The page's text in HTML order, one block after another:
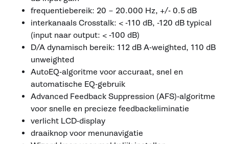
frequentiebereik: 20 – 20.000 Hz, +/- 0.5 dB
interkanaals Crosstalk: < -110 dB, -120 dB typical
(input naar output: < -100 dB)
D/A dynamisch bereik: 112 dB A-weighted, 110 dB
unweighted
AutoEQ-algoritme voor accuraat, snel en
automatische EQ-gebruik
Advanced Feedback Suppression (AFS)-algoritme
voor snelle en precieze feedbackeliminatie
verlicht LCD-display
draaiknop voor menunavigatie